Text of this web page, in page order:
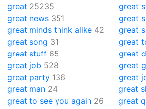
great 25235
great news 351
great minds think alike 42
great song 31
great stuff 65
great job 528
great party 136
great
great
great
great
great
great
great
great man 24
great to see you again 26
great
great